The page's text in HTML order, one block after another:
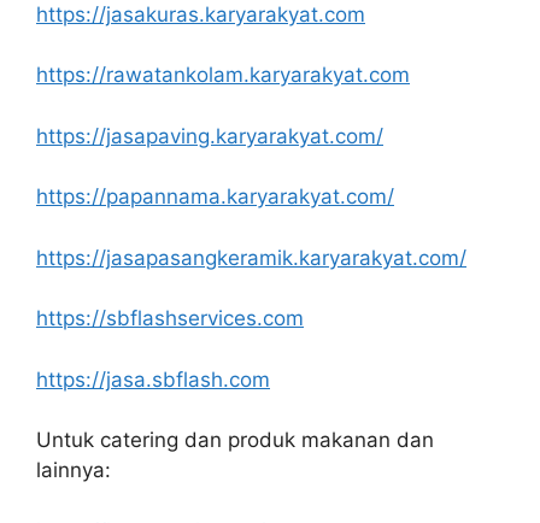
https://jasakuras.karyarakyat.com
https://rawatankolam.karyarakyat.com
https://jasapaving.karyarakyat.com/
https://papannama.karyarakyat.com/
https://jasapasangkeramik.karyarakyat.com/
https://sbflashservices.com
https://jasa.sbflash.com
Untuk catering dan produk makanan dan
lainnya: